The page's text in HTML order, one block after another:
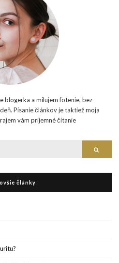
blogerka a milujem fotenie, bez
Písanie článkov je taktiež moja
vám príjemné čítanie
články